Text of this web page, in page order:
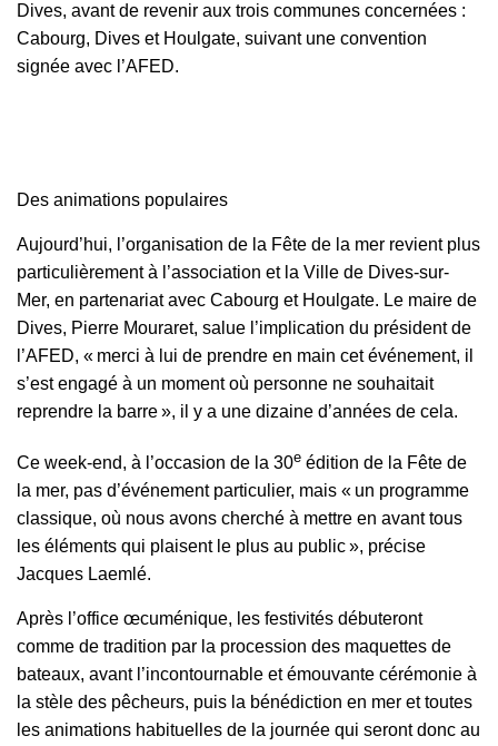
Dives, avant de revenir aux trois communes concernées :
Cabourg, Dives et Houlgate, suivant une convention
signée avec l’AFED.
Des animations populaires
Aujourd’hui, l’organisation de la Fête de la mer revient plus
particulièrement à l’association et la Ville de Dives-sur-
Mer, en partenariat avec Cabourg et Houlgate. Le maire de
Dives, Pierre Mouraret, salue l’implication du président de
l’AFED, « merci à lui de prendre en main cet événement, il
s’est engagé à un moment où personne ne souhaitait
reprendre la barre », il y a une dizaine d’années de cela.
Ce week-end, à l’occasion de la 30e édition de la Fête de
la mer, pas d’événement particulier, mais « un programme
classique, où nous avons cherché à mettre en avant tous
les éléments qui plaisent le plus au public », précise
Jacques Laemlé.
Après l’office œcuménique, les festivités débuteront
comme de tradition par la procession des maquettes de
bateaux, avant l’incontournable et émouvante cérémonie à
la stèle des pêcheurs, puis la bénédiction en mer et toutes
les animations habituelles de la journée qui seront donc au